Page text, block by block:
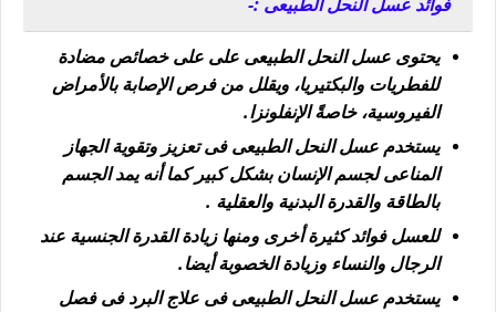
يحتوى عسل النحل الطبيعى على على خصائص مضادة
للفطريات والبكتيريا، ويقلل من فرص الإصابة بالأمراض
الفيروسية، خاصةً الإنفلونزا.
يستخدم عسل النحل الطبيعى فى تعزيز وتقوية الجهاز
المناعى لجسم الإنسان بشكل كبير كما أنه يمد الجسم
بالطاقة والقدرة البدنية والعقلية .
للعسل فوائد كثيرة أخرى ومنها زيادة القدرة الجنسية عند
الرجال والنساء وزيادة الخصوبة أيضا.
يستخدم عسل النحل الطبيعى فى علاج البرد فى فصل